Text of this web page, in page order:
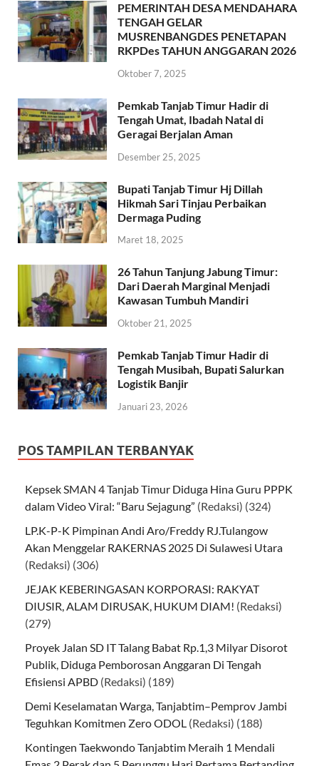
PEMERINTAH DESA MENDAHARA
TENGAH GELAR
MUSRENBANGDES PENETAPAN
RKPDes TAHUN ANGGARAN 2026
Oktober 7, 2025
Pemkab Tanjab Timur Hadir di
Tengah Umat, Ibadah Natal di
Geragai Berjalan Aman
Desember 25, 2025
Bupati Tanjab Timur Hj Dillah
Hikmah Sari Tinjau Perbaikan
Dermaga Puding
Maret 18, 2025
26 Tahun Tanjung Jabung Timur:
Dari Daerah Marginal Menjadi
Kawasan Tumbuh Mandiri
Oktober 21, 2025
Pemkab Tanjab Timur Hadir di
Tengah Musibah, Bupati Salurkan
Logistik Banjir
Januari 23, 2026
POS TAMPILAN TERBANYAK
Kepsek SMAN 4 Tanjab Timur Diduga Hina Guru PPPK
dalam Video Viral: “Baru Sejagung” (Redaksi) (324)
LP.K-P-K Pimpinan Andi Aro/Freddy RJ.Tulangow
Akan Menggelar RAKERNAS 2025 Di Sulawesi Utara
(Redaksi) (306)
JEJAK KEBERINGASAN KORPORASI: RAKYAT
DIUSIR, ALAM DIRUSAK, HUKUM DIAM! (Redaksi)
(279)
Proyek Jalan SD IT Talang Babat Rp.1,3 Milyar Disorot
Publik, Diduga Pemborosan Anggaran Di Tengah
Efisiensi APBD (Redaksi) (189)
Demi Keselamatan Warga, Tanjabtim–Pemprov Jambi
Teguhkan Komitmen Zero ODOL (Redaksi) (188)
Kontingen Taekwondo Tanjabtim Meraih 1 Mendali